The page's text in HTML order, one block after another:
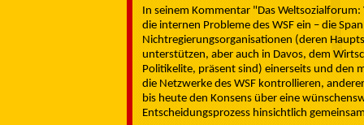
In seinem Kommentar "Das
die internen Probleme des WSF ein – die
Nichtregierungsorganisationen (deren
unterstützen, aber auch in Davos, dem
Politikelite, präsent sind) einerseits und den
die Netzwerke des WSF kontrollieren,
bis heute den Konsens über eine
Entscheidungsprozess hinsichtlich